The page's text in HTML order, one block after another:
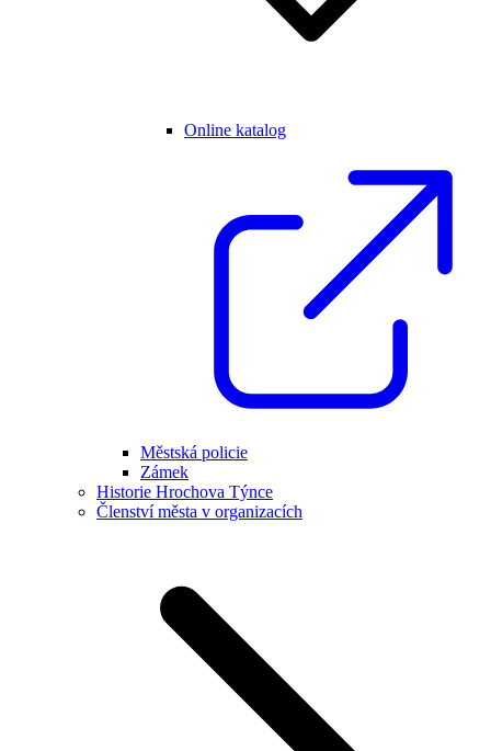
Online katalog
Městská policie
Zámek
Historie Hrochova Týnce
Členství města v organizacích